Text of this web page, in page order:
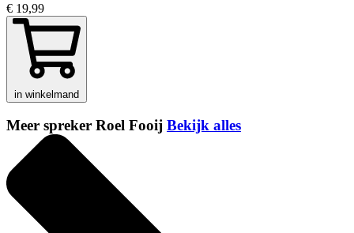
€ 19,99
in winkelmand
Meer spreker Roel Fooij Bekijk alles